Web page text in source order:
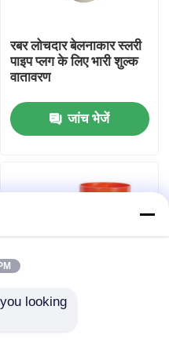
रबर लोचदार बेलनाकार स्लरी
पाइप प्लग के लिए भारी शुल्क
वातावरण
जांच भेजें
looking